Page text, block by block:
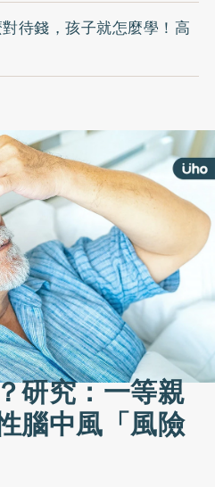
待錢，孩子就怎麼學！高
研究：一等親
腦中風「風險